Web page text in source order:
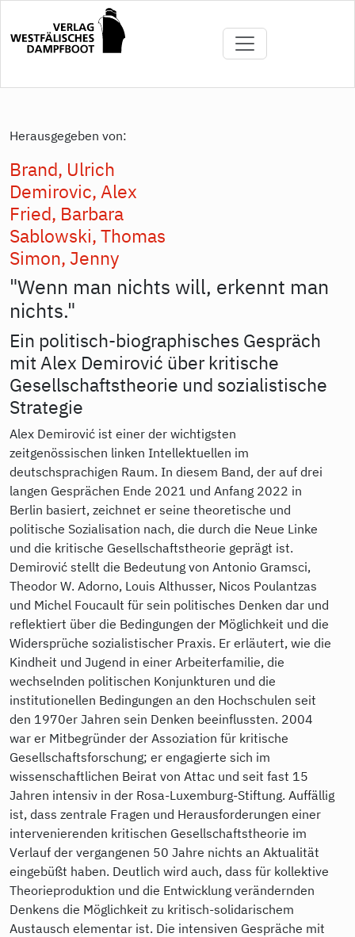
Inhalt
Herausgegeben von:
Brand, Ulrich
Demirovic, Alex
Fried, Barbara
Sablowski, Thomas
Simon, Jenny
"Wenn man nichts will, erkennt man
nichts."
Ein politisch-biographisches Gespräch
mit Alex Demirović über kritische
Gesellschaftstheorie und sozialistische
Strategie
Alex Demirović ist einer der wichtigsten
zeitgenössischen linken Intellektuellen im
deutschsprachigen Raum. In diesem Band, der auf drei
langen Gesprächen Ende 2021 und Anfang 2022 in
Berlin basiert, zeichnet er seine theoretische und
politische Sozialisation nach, die durch die Neue Linke
und die kritische Gesellschaftstheorie geprägt ist.
Demirović stellt die Bedeutung von Antonio Gramsci,
Theodor W. Adorno, Louis Althusser, Nicos Poulantzas
und Michel Foucault für sein politisches Denken dar und
reflektiert über die Bedingungen der Möglichkeit und die
Widersprüche sozialistischer Praxis. Er erläutert, wie die
Kindheit und Jugend in einer Arbeiterfamilie, die
wechselnden politischen Konjunkturen und die
institutionellen Bedingungen an den Hochschulen seit
den 1970er Jahren sein Denken beeinflussten. 2004
war er Mitbegründer der Assoziation für kritische
Gesellschaftsforschung; er engagierte sich im
wissenschaftlichen Beirat von Attac und seit fast 15
Jahren intensiv in der Rosa-Luxemburg-Stiftung. Auffällig
ist, dass zentrale Fragen und Herausforderungen einer
intervenierenden kritischen Gesellschaftstheorie im
Verlauf der vergangenen 50 Jahre nichts an Aktualität
eingebüßt haben. Deutlich wird auch, dass für kollektive
Theorieproduktion und die Entwicklung verändernden
Denkens die Möglichkeit zu kritisch-solidarischem
Austausch elementar ist. Die intensiven Gespräche mit